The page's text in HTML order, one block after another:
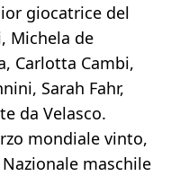
giocatrice del
Michela de
Carlotta Cambi,
Sarah Fahr,
da Velasco.
mondiale vinto,
maschile